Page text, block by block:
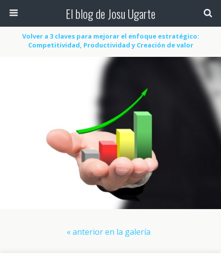
El blog de Josu Ugarte
Volver a 3 claves para mejorar el enfoque estratégico:
Competitividad, Productividad y Creación de valor
« anterior en la galería